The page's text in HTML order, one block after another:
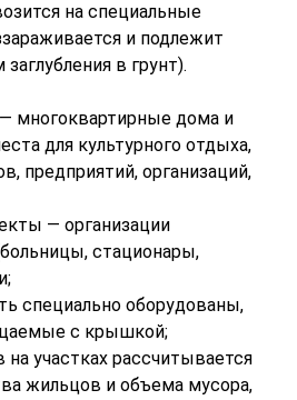
на специальные
и подлежит
в грунт).
многоквартирные дома и
для культурного отдыха,
предприятий, организаций,
— организации
стационары,
специально оборудованы,
с крышкой;
на участках рассчитывается
жильцов и объема мусора,